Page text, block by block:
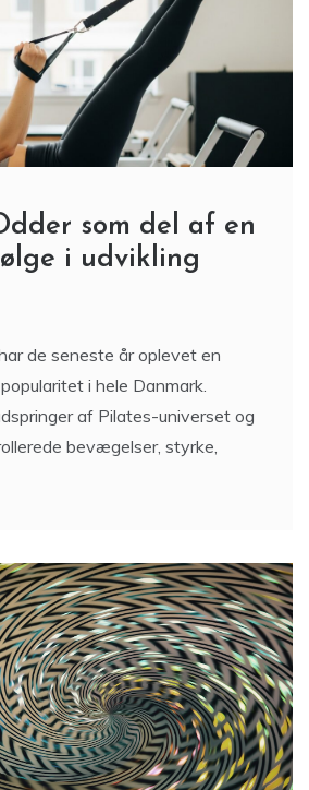
som del af en
i udvikling
de seneste år oplevet en
i hele Danmark.
af Pilates-universet og
bevægelser, styrke,